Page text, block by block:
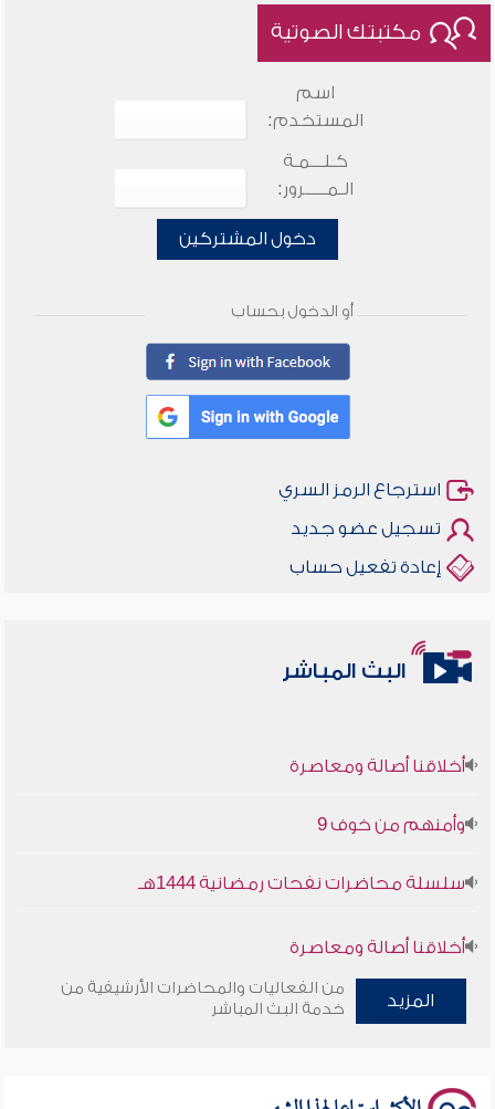
مكتبتك الصوتية
اسم
المستخدم:
كـلـــمـة
الـمـــــرور:
دخول المشتركين
أو الدخول بحساب
استرجاع الرمز السري
تسجيل عضو جديد
إعادة تفعيل حساب
البث المباشر
أخلاقنا أصالة ومعاصرة
وأمنهم من خوف 9
سلسلة محاضرات نفحات رمضانية 1444هـ
أخلاقنا أصالة ومعاصرة
وأمنهم من خوف 9
المزيد
من الفعاليات والمحاضرات الأرشيفية من
خدمة البث المباشر